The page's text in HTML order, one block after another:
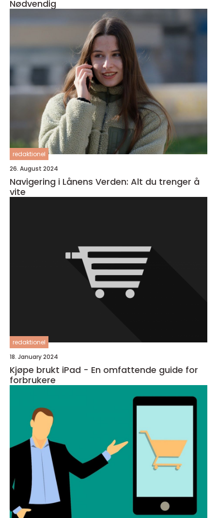
Nødvendig
redaktionel
26. August 2024
Navigering i Lånens Verden: Alt du trenger å
vite
redaktionel
18. January 2024
Kjøpe brukt iPad - En omfattende guide for
forbrukere